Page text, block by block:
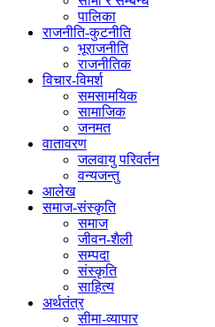
पालिका
राजनीति-कुटनीति
भूराजनीति
राजनीतिक
विचार-विमर्श
समसामयिक
सामाजिक
जनमत
वातावरण
जलवायु परिवर्तन
वन्यजन्तु
आलेख
समाज-संस्कृति
समाज
जीवन-शैली
सम्पदा
संस्कृति
साहित्य
अर्थतंत्र
सीमा-व्यापार